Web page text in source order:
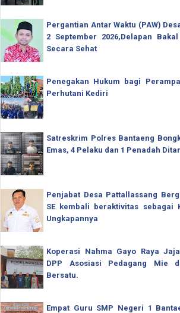
Pergantian Antar Waktu (PAW)
2 September 2026,Delapan
Secara Sehat
Penegakan Hukum bagi
Perhutani Kediri
Satreskrim Polres Bantaeng
Emas, 4 Pelaku dan 1 Penadah
Penjabat Desa Pattallassang
SE kembali beraktivitas sebagai
Ungkapannya
Koperasi Nahma Gayo Raya
DPP Asosiasi Pedagang Mie
Bersatu.
Empat Guru SMP Negeri 1